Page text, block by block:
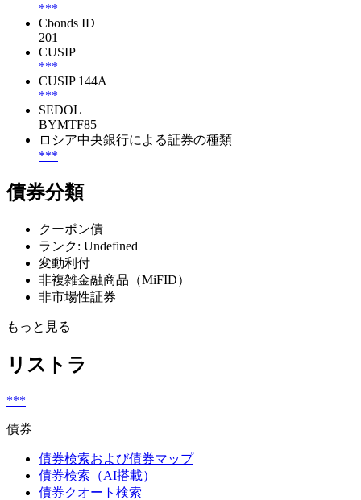
***
Cbonds ID
201
CUSIP
***
CUSIP 144A
***
SEDOL
BYMTF85
ロシア中央銀行による証券の種類
***
債券分類
クーポン債
ランク: Undefined
変動利付
非複雑金融商品（MiFID）
非市場性証券
もっと見る
リストラ
***
債券
債券検索および債券マップ
債券検索（AI搭載）
債券クオート検索